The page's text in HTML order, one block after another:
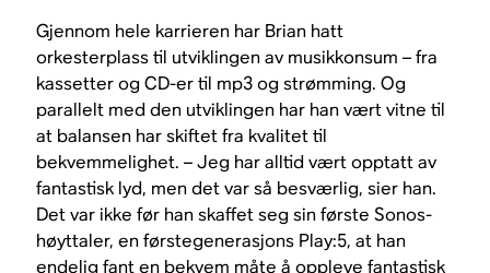
Gjennom hele karrieren har Brian hatt
orkesterplass til utviklingen av musikkonsum – fra
kassetter og CD-er til mp3 og strømming. Og
parallelt med den utviklingen har han vært vitne til
at balansen har skiftet fra kvalitet til
bekvemmelighet. – Jeg har alltid vært opptatt av
fantastisk lyd, men det var så besværlig, sier han.
Det var ikke før han skaffet seg sin første Sonos-
høyttaler, en førstegenerasjons Play:5, at han
endelig fant en bekvem måte å oppleve fantastisk